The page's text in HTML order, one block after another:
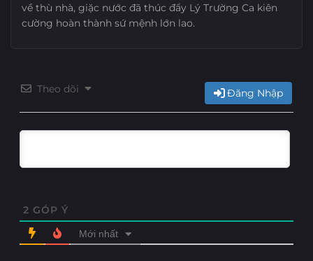
về thù nhà, giặc nước đã thúc đẩy Lý Trường Ca kiên
cường hoàn thành sứ mệnh lớn lao.
Theo dõi Đăng Nhập
2 GÓP Ý
Mới nhất